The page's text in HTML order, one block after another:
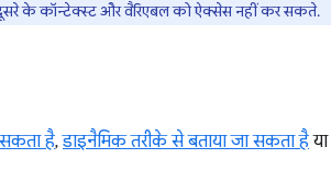
के कॉन्टेक्स्ट और वैरिएबल को ऐक्सेस नहीं कर सकते.
है,डाइनैमिक तरीके से बताया जा सकता हैया